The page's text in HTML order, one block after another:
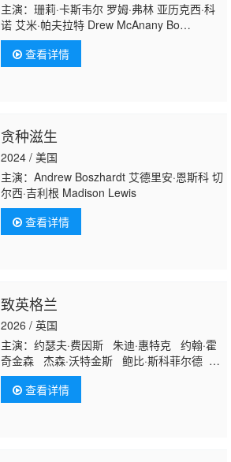
主演：珊莉·卡斯韦尔 罗姆·弗林 亚历克西·科
诺 艾米·帕夫拉特 Drew McAnany Bo
Youngblood Brooke Lewis Bellas John
Ierardi 杰夫·戴伊 Matt Schulte Rebecca
Vinagro Ashley Platz Jermaine Alverez
查看详情
贪种滋生
2024 / 美国
主演：Andrew Boszhardt 艾德里安·恩斯科 切
尔西·吉利根 Madison Lewis
查看详情
致英格兰
2026 / 英国
主演：约瑟夫·费因斯 朱迪·惠特克 约翰·霍
奇金森 杰森·沃特金斯 鲍比·斯科菲尔德 丹
尼尔·瑞恩 大卫·希尔兹 亚当·赫吉尔 Alfie
Middlemiss 弗朗西斯·洛夫霍尔 Abdul
Sessay 丹尼尔·昆西·安诺 乔什·巴罗 雅各
查看详情